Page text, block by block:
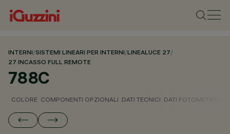
INTERNI/SISTEMI LINEARI PER INTERNI/LINEALUCE 27/
27 INCASSO FULL REMOTE
788C
COLORE COMPONENTI OPZIONALI DATI TECNICI DATI FOTOMETRICI